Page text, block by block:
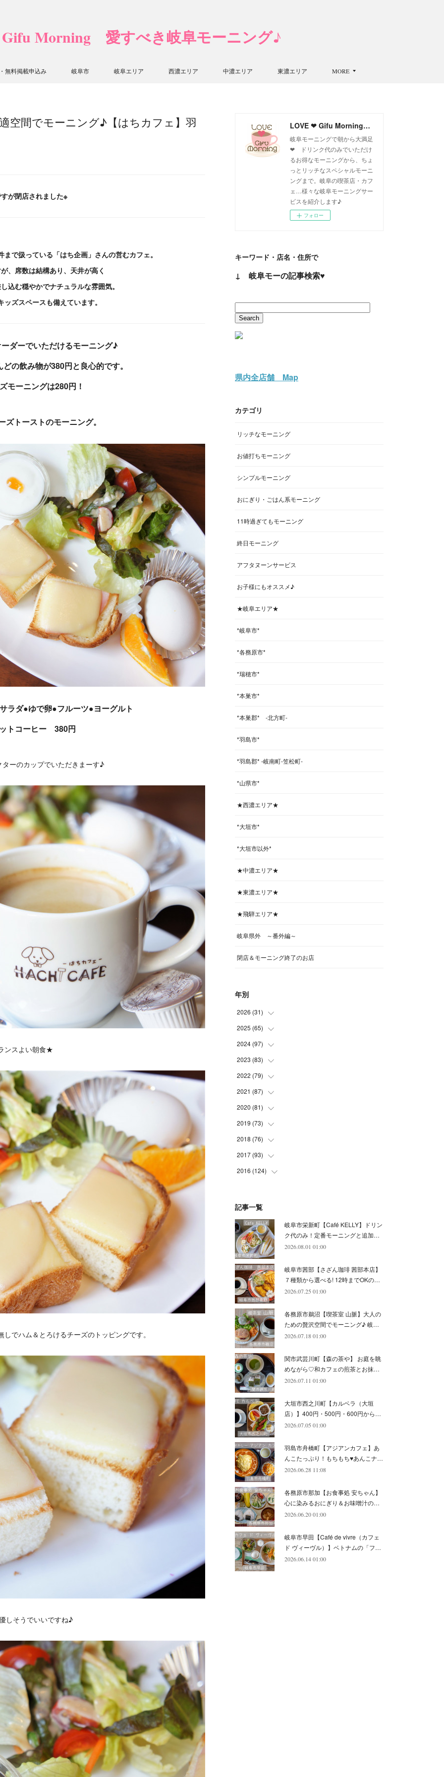
Morning 愛すべき岐阜モーニング♪
無料掲載申込み 岐阜市 岐阜エリア 西濃エリア 中濃エリア 東濃エリア MORE
空間でモーニング♪【はちカフェ】羽
が閉店されました※
で扱っている「はち企画」さんの営むカフェ。
、席数は結構あり、天井が高く
込む穏やかでナチュラルな雰囲気。
ズスペースも備えています。
ダーでいただけるモーニング♪
の飲み物が380円と良心的です。
モーニングは280円！
ズトーストのモーニング。
ラダ●ゆで卵●フルーツ●ヨーグルト
トコーヒー 380円
ーのカップでいただきまーす♪
ンスよい朝食★
でハム＆とろけるチーズのトッピングです。
しそうでいいですね♪
LOVE ❤ Gifu Morning 愛すべき岐阜モーニング♪
岐阜モーニングで朝から大満足
❤ ドリンク代のみでいただけ
るお得なモーニングから、ちょ
っとリッチなスペシャルモーニ
ングまで。岐阜の喫茶店・カフ
ェ…様々な岐阜モーニングサー
ビスを紹介します♪
フォロー
キーワード・店名・住所で
↓ 岐阜モーの記事検索♥
県内全店舗 Map
カテゴリ
リッチなモーニング
お値打ちモーニング
シンプルモーニング
おにぎり・ごはん系モーニング
11時過ぎてもモーニング
終日モーニング
アフタヌーンサービス
お子様にもオススメ♪
★岐阜エリア★
*岐阜市*
*各務原市*
*瑞穂市*
*本巣市*
*本巣郡* -北方町-
*羽島市*
*羽島郡* -岐南町-笠松町-
*山県市*
★西濃エリア★
*大垣市*
*大垣市以外*
★中濃エリア★
★東濃エリア★
★飛騨エリア★
岐阜県外 ～番外編～
閉店＆モーニング終了のお店
年別
2026 (31)
(4
(4
(5
(4
(5
(4
(5
2025 (65)
(5
(6
(6
(6
(5
(4
(5
(7
(7
2024 (97)
(5
(7
(7
(8
(9
(8
(11
(8)
(6
(10)
2023 (83)
(6
(7
(7
(9
(8
(7
(7)
(5
(6)
(8)
2022 (79)
(4
(8
(10
)
(7
(8
(9)
(4)
(6)
2021 (87)
(12
)
(9
(11
)
(1
(6)
( 7)
(9)
(2)
2020 (81)
(10
)
(11
)
(8
(7)
(5)
(1)
(8)
(4)
(7)
2019 (73)
(4
(6
(4)
(5)
(4)
(4)
(10)
(10)
(6)
2018 (76)
(9
(3)
(8)
(7)
(6)
(5)
(6)
(8)
(8)
2017 (93)
(7)
(8)
(8)
(8)
(9)
(9)
(9)
(7)
(11)
2016 (124)
(10)
(12)
(16)
(9)
(13)
(8)
(6)
(12)
(6)
記事一覧
岐阜市栄新町【Café KELLY】ドリン
ク代のみ！定番モーニングと追加…
2026.08.01 01:00
岐阜市茜部【さざん珈琲 茜部本店】
７種類から選べる! 12時までOKの…
2026.07.25 01:00
各務原市鵜沼【喫茶室 山脈】大人の
ための贅沢空間でモーニング♪ 岐…
2026.07.18 01:00
関市武芸川町【森の茶や】 お庭を眺
めながら♡和カフェの煎茶とお抹…
2026.07.11 01:00
大垣市西之川町【カルベラ（大垣
店）】400円・500円・600円から…
2026.07.05 01:00
羽島市舟橋町【アジアンカフェ】あ
んこたっぷり！もちもち♥あんこナ…
2026.06.28 11:08
各務原市那加【お食事処 安ちゃん】
心に染みるおにぎり＆お味噌汁の…
2026.06.20 01:00
岐阜市早田【Café de vivre（カフェ
ド ヴィーヴル）】ベトナムの「フ…
2026.06.14 01:00